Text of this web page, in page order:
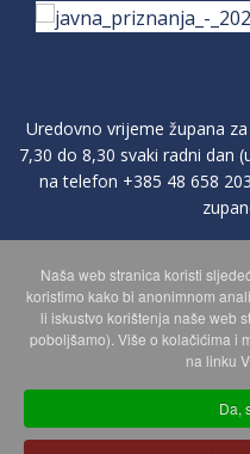
Uredovno vrijeme župana
7,30 do 8,30 svaki radni dan
na telefon +385 48 658 203
POLITIKA ZAŠTITE
Copyright © 2026
Naša web stranica koristi
koristimo kako bi anonimnom
li iskustvo korištenja naše web
poboljšamo). Više o kolačićima i
na linku
Da,